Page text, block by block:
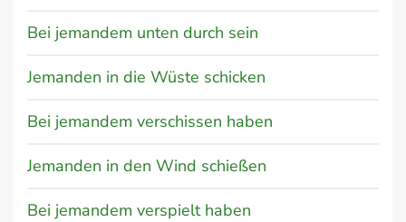
Bei jemandem unten durch sein
Jemanden in die Wüste schicken
Bei jemandem verschissen haben
Jemanden in den Wind schießen
Bei jemandem verspielt haben